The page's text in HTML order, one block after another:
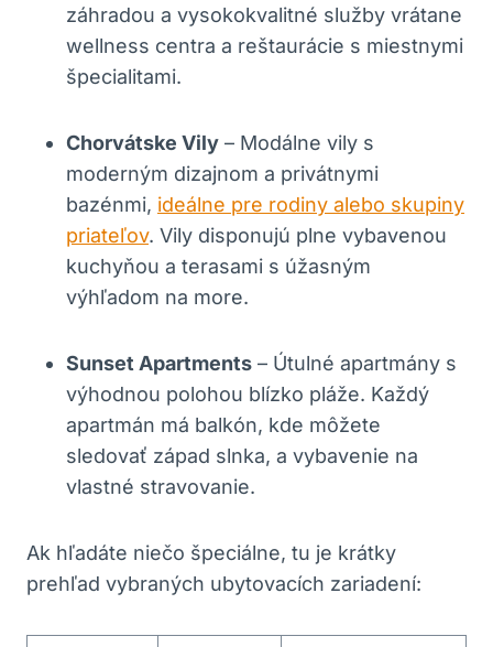
záhradou a vysokokvalitné služby vrátane
wellness centra a reštaurácie s miestnymi
špecialitami.
Chorvátske Vily – Modálne vily s
moderným dizajnom a privátnymi
bazénmi, ideálne pre rodiny alebo skupiny
priateľov. Vily disponujú plne vybavenou
kuchyňou a terasami s úžasným
výhľadom na more.
Sunset Apartments – Útulné apartmány s
výhodnou polohou blízko pláže. Každý
apartmán má balkón, kde môžete
sledovať západ slnka, a vybavenie na
vlastné stravovanie.
Ak hľadáte niečo špeciálne, tu je krátky
prehľad vybraných ubytovacích zariadení: